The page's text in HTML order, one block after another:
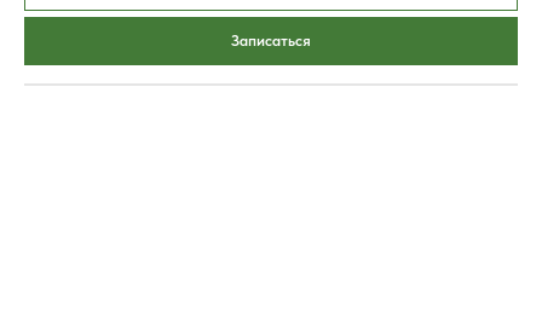
Записаться